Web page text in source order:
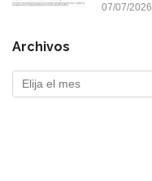
07/07/2026
Archivos